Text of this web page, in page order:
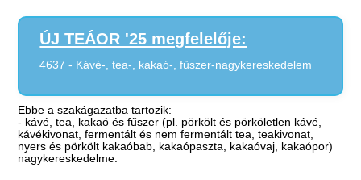
ÚJ TEÁOR '25 megfelelője:
4637 - Kávé-, tea-, kakaó-, fűszer-nagykereskedelem
Ebbe a szakágazatba tartozik:
- kávé, tea, kakaó és fűszer (pl. pörkölt és pörköletlen kávé,
kávékivonat, fermentált és nem fermentált tea, teakivonat,
nyers és pörkölt kakaóbab, kakaópaszta, kakaóvaj, kakaópor)
nagykereskedelme.